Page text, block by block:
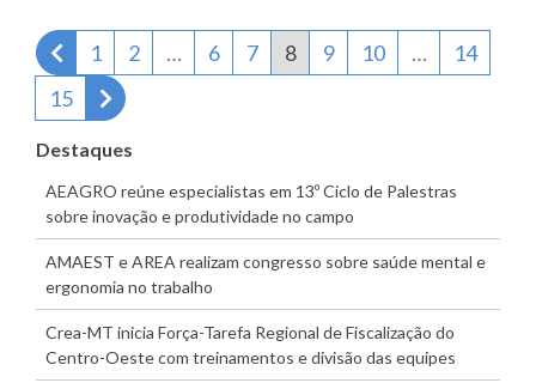
Página anterior
1 2 … 6 7 8 9 10 …
14
15
Próxima página
Destaques
AEAGRO reúne especialistas em 13º Ciclo de Palestras
sobre inovação e produtividade no campo
AMAEST e AREA realizam congresso sobre saúde mental e
ergonomia no trabalho
Crea-MT inicia Força-Tarefa Regional de Fiscalização do
Centro-Oeste com treinamentos e divisão das equipes